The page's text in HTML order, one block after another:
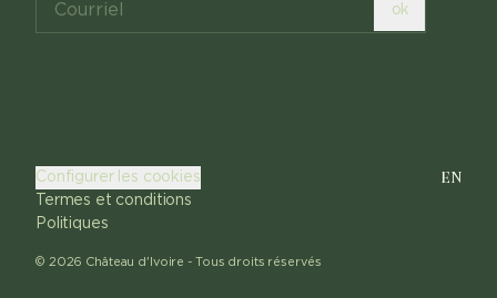
ok
© 2026 Château d'Ivoire - Tous droits réservés
Configurer les cookies
Termes et conditions
Politiques
EN